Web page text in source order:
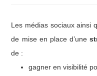
Les médias sociaux ainsi
de mise en place d’une
de :
gagner en visibilité